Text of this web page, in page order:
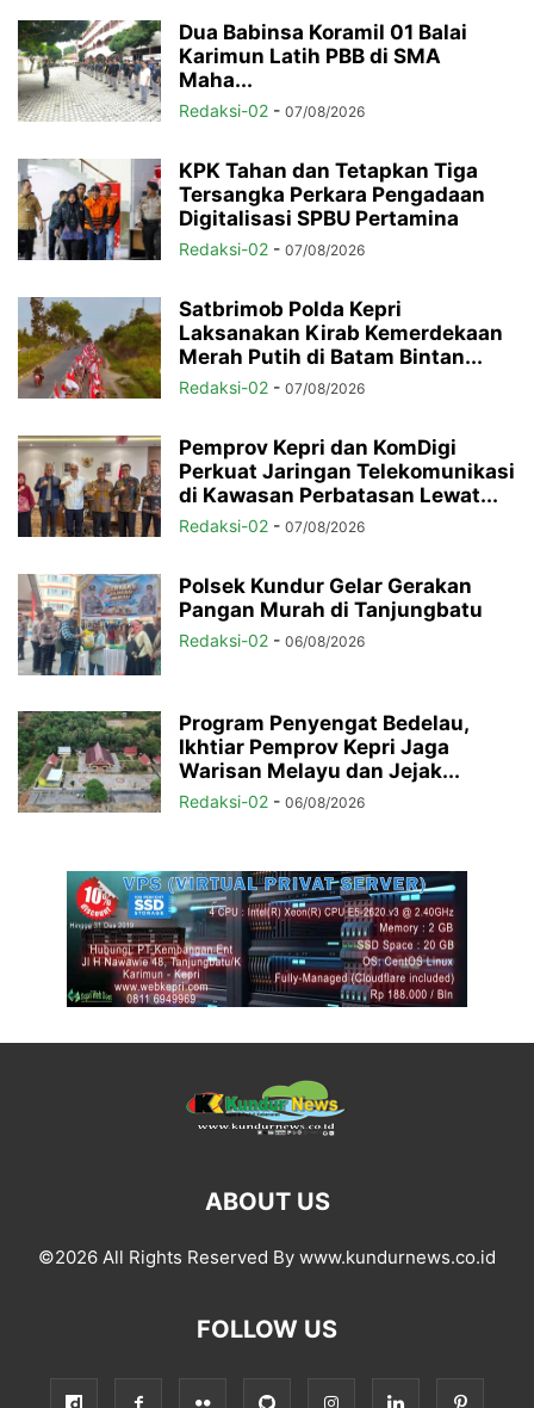
Dua Babinsa Koramil 01 Balai
Karimun Latih PBB di SMA
Maha...
Redaksi-02 - 07/08/2026
KPK Tahan dan Tetapkan Tiga
Tersangka Perkara Pengadaan
Digitalisasi SPBU Pertamina
Redaksi-02 - 07/08/2026
Satbrimob Polda Kepri
Laksanakan Kirab Kemerdekaan
Merah Putih di Batam Bintan...
Redaksi-02 - 07/08/2026
Pemprov Kepri dan KomDigi
Perkuat Jaringan Telekomunikasi
di Kawasan Perbatasan Lewat...
Redaksi-02 - 07/08/2026
Polsek Kundur Gelar Gerakan
Pangan Murah di Tanjungbatu
Redaksi-02 - 06/08/2026
Program Penyengat Bedelau,
Ikhtiar Pemprov Kepri Jaga
Warisan Melayu dan Jejak...
Redaksi-02 - 06/08/2026
ABOUT US
©2026 All Rights Reserved By www.kundurnews.co.id
FOLLOW US